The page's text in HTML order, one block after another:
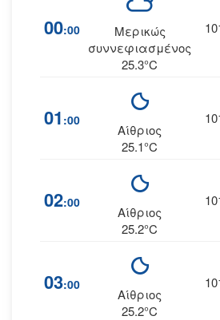
00:00
Μερικώς
συννεφιασμένος
25.3°C
01 :00
Αίθριος
25.1°C
02:00
Αίθριος
25.2°C
03:00
Αίθριος
25.2°C